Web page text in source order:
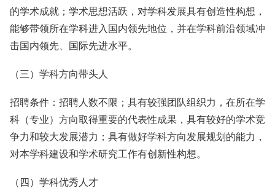
的学术成就；学术思想活跃，对学科发展具有创造性构想，
能够带领所在学科进入国内领先地位，并在学科前沿领域冲
击国内领先、国际先进水平。
（三）学科方向带头人
招聘条件：招聘人数不限；具有较强团队组织力，在所在学
科（专业）方向取得重要的代表性成果，具有较好的学术竞
争力和较大发展潜力；具有做好学科方向发展规划的能力，
对本学科建设和学术研究工作有创新性构想。
（四）学科优秀人才